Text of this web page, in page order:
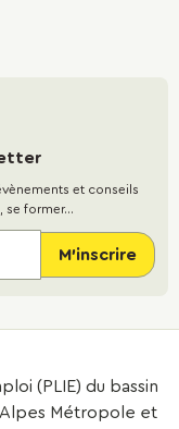
et conseils
se former...
(PLIE) du bassin
Métropole et